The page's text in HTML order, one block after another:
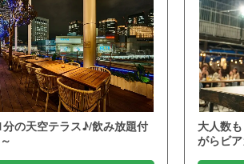
の天空テラス♪/飲み放題付
大人数
がらビ